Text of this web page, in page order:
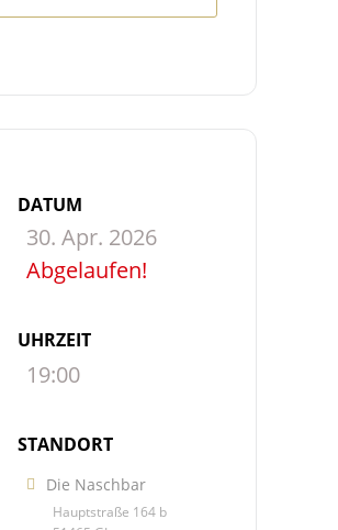
DATUM
30. Apr. 2026
Abgelaufen!
UHRZEIT
19:00
STANDORT
Die Naschbar
Hauptstraße 164 b